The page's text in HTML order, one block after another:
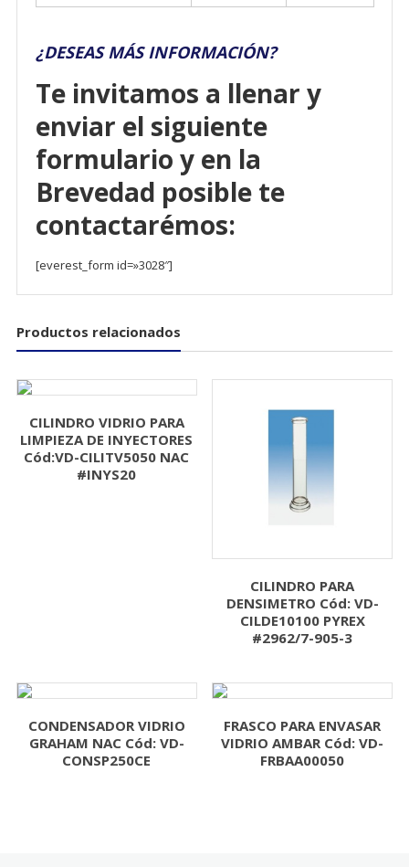
¿DESEAS MÁS INFORMACIÓN?
Te invitamos a llenar y
enviar el siguiente
formulario y en la
Brevedad posible te
contactarémos:
[everest_form id=»3028″]
Productos relacionados
CILINDRO VIDRIO PARA
LIMPIEZA DE INYECTORES
Cód:VD-CILITV5050 NAC
#INYS20
CILINDRO PARA
DENSIMETRO Cód: VD-
CILDE10100 PYREX
#2962/7-905-3
CONDENSADOR VIDRIO
GRAHAM NAC Cód: VD-
CONSP250CE
FRASCO PARA ENVASAR
VIDRIO AMBAR Cód: VD-
FRBAA00050